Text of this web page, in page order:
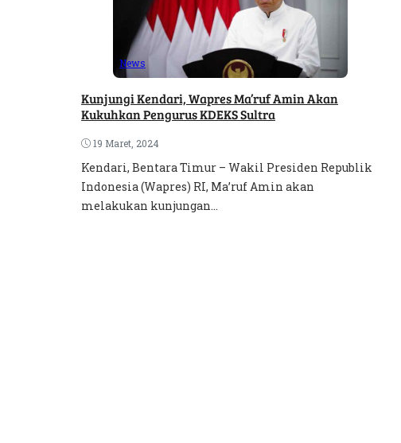
News
Kunjungi Kendari, Wapres Ma’ruf Amin Akan
Kukuhkan Pengurus KDEKS Sultra
19 Maret, 2024
Kendari, Bentara Timur – Wakil Presiden Republik
Indonesia (Wapres) RI, Ma’ruf Amin akan
melakukan kunjungan...